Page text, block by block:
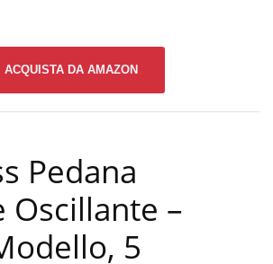
ACQUISTA DA AMAZON
Pedana
Oscillante –
5